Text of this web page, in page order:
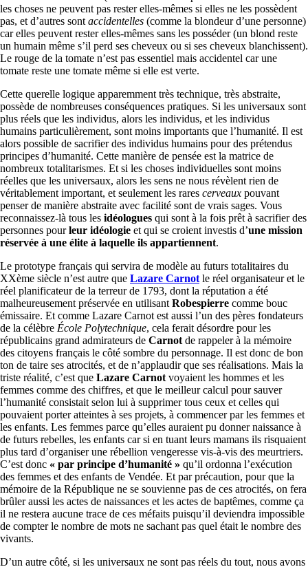
les choses ne peuvent pas rester elles-mêmes si elles ne les possèdent
pas, et d’autres sontaccidentelles (comme la blondeur d’une personne)
car elles peuvent rester elles-mêmes sans les posséder (un blond reste
un humain même s’il perd ses cheveux ou si ses cheveux blanchissent).
Le rouge de la tomate n’est pas essentiel mais accidentel car une
tomate reste une tomate même si elle est verte.
Cette querelle logique apparemment très technique, très abstraite,
possède de nombreuses conséquences pratiques. Si les universaux sont
plus réels que les individus, alors les individus, et les individus
humains particulièrement, sont moins importants que l’humanité. Il est
alors possible de sacrifier des individus humains pour des prétendus
principes d’humanité. Cette manière de pensée est la matrice de
nombreux totalitarismes. Et si les choses individuelles sont moins
réelles que les universaux, alors les sens ne nous révèlent rien de
véritablement important, et seulement les rares cerveaux pouvant
penser de manière abstraite avec facilité sont de vrais sages. Vous
reconnaissez-là tous les idéologues qui sont à la fois prêt à sacrifier des
personnes pourleur idéologie et qui se croient investis d’une mission
réservée à une élite à laquelle ils appartiennent.
Le prototype français qui servira de modèle au futurs totalitaires du
XXème siècle n’est autre que Lazare Carnotle réel organisateur et le
réel planificateur de la terreur de 1793, dont la réputation a été
malheureusement préservée en utilisantRobespierre comme bouc
émissaire. Et comme Lazare Carnot est aussi l’un des pères fondateurs
de la célèbre École Polytechnique, cela ferait désordre pour les
républicains grand admirateurs de Carnotde rappeler à la mémoire
des citoyens français le côté sombre du personnage. Il est donc de bon
ton de taire ses atrocités, et de n’applaudir que ses réalisations. Mais la
triste réalité, c’est que Lazare Carnotvoyaient les hommes et les
femmes comme des chiffres, et que le meilleur calcul pour sauver
l’humanité consistait selon lui à supprimer tous ceux et celles qui
pouvaient porter atteintes à ses projets, à commencer par les femmes et
les enfants. Les femmes parce qu’elles auraient pu donner naissance à
de futurs rebelles, les enfants car si en tuant leurs mamans ils risquaient
plus tard d’organiser une rébellion vengeresse vis-à-vis des meurtriers.
C’est donc « par principe d’humanité » qu’il ordonna l’exécution
des femmes et des enfants de Vendée. Et par précaution, pour que la
mémoire de la République ne se souvienne pas de ces atrocités, on fera
brûler aussi les actes de naissances et les actes de baptêmes, comme ça
il ne restera aucune trace de ces méfaits puisqu’il deviendra impossible
de compter le nombre de mots ne sachant pas quel était le nombre des
vivants.
D’un autre côté, si les universaux ne sont pas réels du tout, nous avons